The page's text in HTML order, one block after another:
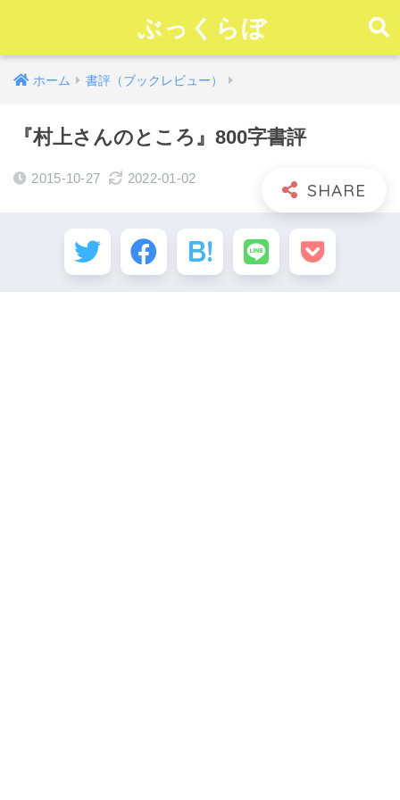
ぶっくらぼ
ホーム 書評（ブックレビュー）
『村上さんのところ』800字書評
2015-10-27 2022-01-02